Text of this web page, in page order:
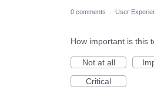
0 comments · User
How important is this
Not at all
Critical